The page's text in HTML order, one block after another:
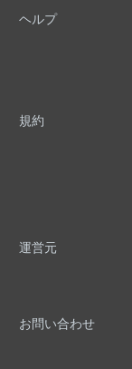
ヘルプ
規約
運営元
お問い合わせ